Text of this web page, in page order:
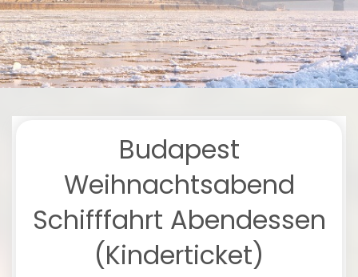
Budapest
Weihnachtsabend
Schifffahrt Abendessen
(Kinderticket)